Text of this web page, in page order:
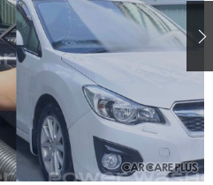
愛車 File
ストップ！不具合修理＆粗悪修理
コーティング
防錆
カーメーカー「旧車」関連プロジェ
クト
プロショップ検索